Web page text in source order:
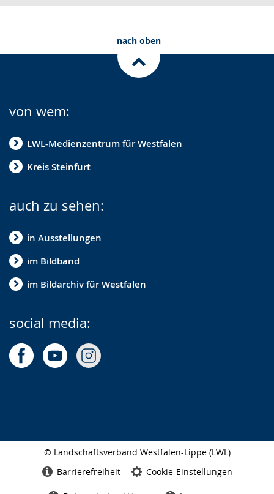
nach oben
von wem:
LWL-Medienzentrum für Westfalen
Kreis Steinfurt
auch zu sehen:
in Ausstellungen
im Bildband
im Bildarchiv für Westfalen
social media:
© Landschaftsverband Westfalen-Lippe (LWL)
Barrierefreiheit Cookie-Einstellungen